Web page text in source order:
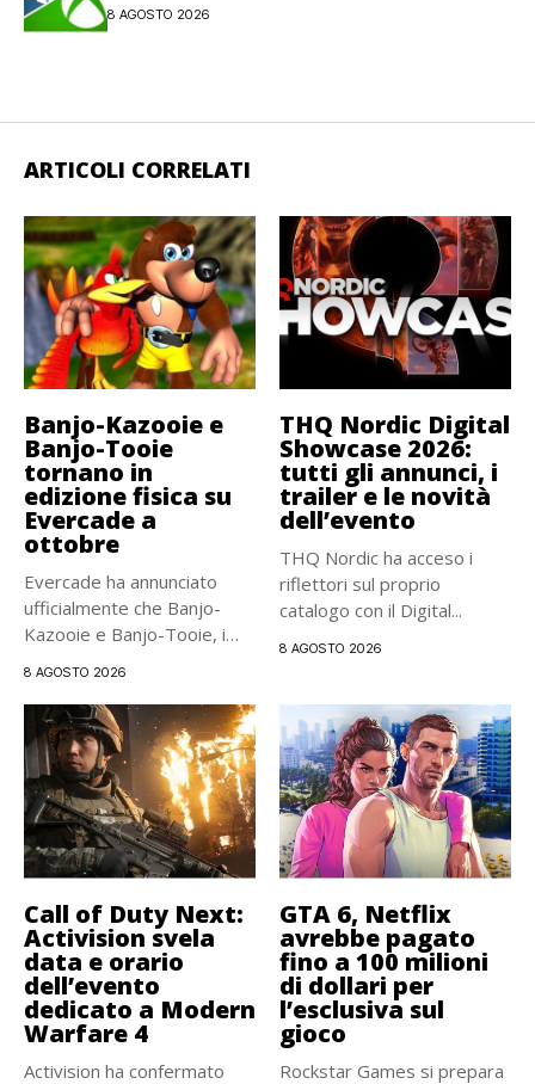
8 AGOSTO 2026
ARTICOLI CORRELATI
Banjo-Kazooie e
Banjo-Tooie
tornano in
edizione fisica su
Evercade a
ottobre
Evercade ha annunciato
ufficialmente che Banjo-
Kazooie e Banjo-Tooie, i
8 AGOSTO 2026
THQ Nordic Digital
Showcase 2026:
tutti gli annunci, i
trailer e le novità
dell’evento
THQ Nordic ha acceso i
riflettori sul proprio
catalogo con il Digital...
8 AGOSTO 2026
Call of Duty Next:
Activision svela
data e orario
dell’evento
dedicato a Modern
Warfare 4
Activision ha confermato
GTA 6, Netflix
avrebbe pagato
fino a 100 milioni
di dollari per
l’esclusiva sul
gioco
Rockstar Games si prepara